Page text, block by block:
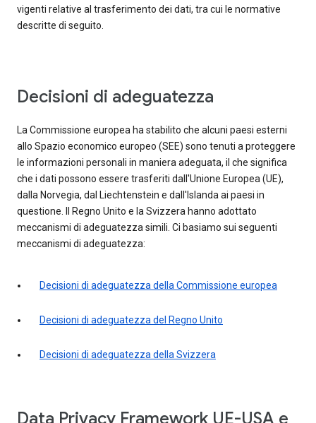
vigenti relative al trasferimento dei dati, tra cui le normative
descritte di seguito.
Decisioni di adeguatezza
La Commissione europea ha stabilito che alcuni paesi esterni
allo Spazio economico europeo (SEE) sono tenuti a proteggere
le informazioni personali in maniera adeguata, il che significa
che i dati possono essere trasferiti dall'Unione Europea (UE),
dalla Norvegia, dal Liechtenstein e dall'Islanda ai paesi in
questione. Il Regno Unito e la Svizzera hanno adottato
meccanismi di adeguatezza simili. Ci basiamo sui seguenti
meccanismi di adeguatezza:
Decisioni di adeguatezza della Commissione europea
Decisioni di adeguatezza del Regno Unito
Decisioni di adeguatezza della Svizzera